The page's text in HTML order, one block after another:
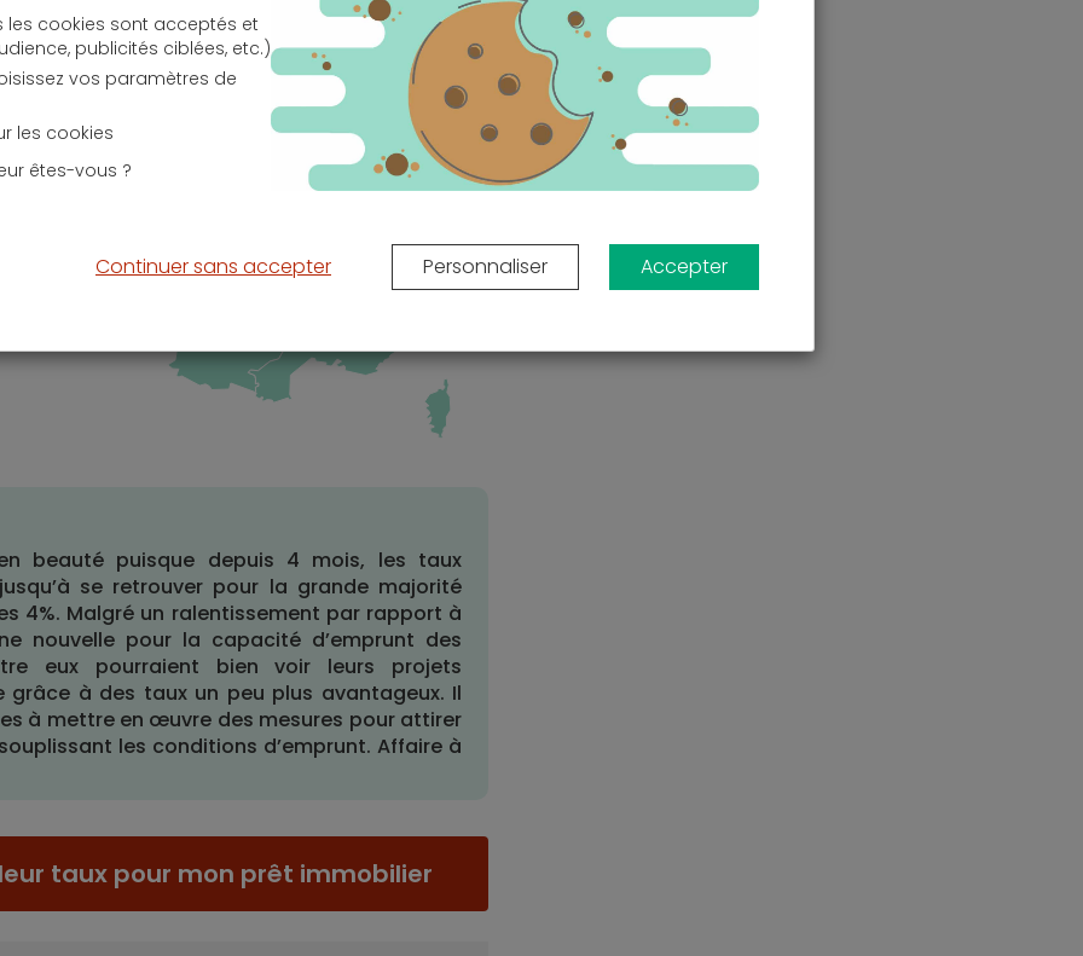
beauté puisque depuis 4 mois, les taux
se retrouver pour la grande majorité
4%. Malgré un ralentissement par rapport à
nouvelle pour la capacité d’emprunt des
eux pourraient bien voir leurs projets
à des taux un peu plus avantageux. Il
à mettre en œuvre des mesures pour attirer
les conditions d’emprunt. Affaire à
taux pour mon prêt immobilier
les cookies sont acceptés et
publicités ciblées, etc.)
vos paramètres de
les cookies
êtes-vous ?
Continuer sans accepter Personnaliser Accepter